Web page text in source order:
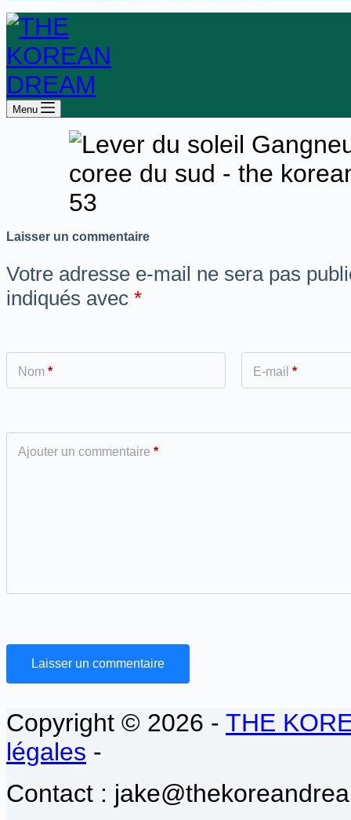
Menu
Laisser un commentaire
Votre adresse e-mail ne sera pas
indiqués avec *
Nom * E-mail *
Ajouter un commentaire *
Laisser un commentaire
Copyright © 2026 - THE
légales -
Contact :